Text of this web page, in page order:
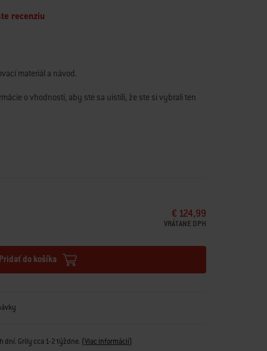
recenziu
materiál a návod.
o vhodnosti, aby ste sa uistili, že ste si vybrali ten
€ 124,99
VRÁTANE DPH
Pridať do košíka
dní. Grily cca 1-2 týždne. (Viac informácií)